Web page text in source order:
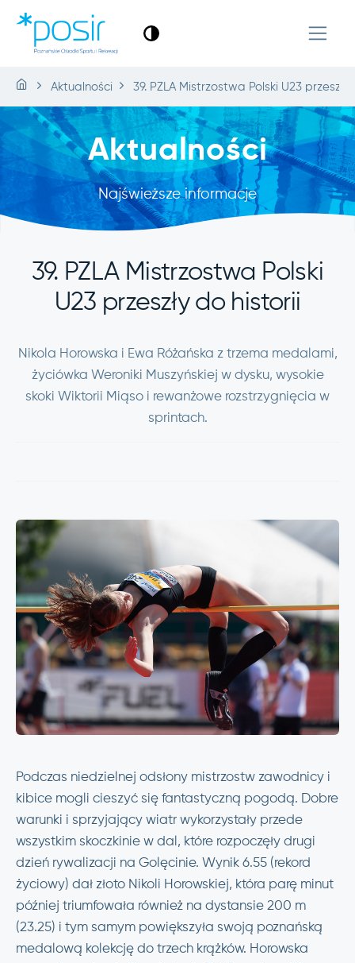
Aktualności 39. PZLA Mistrzostwa Polski U23
Aktualności
Najświeższe informacje
39. PZLA Mistrzostwa Polski
U23 przeszły do historii
Nikola Horowska i Ewa Różańska z trzema medalami,
życiówka Weroniki Muszyńskiej w dysku, wysokie
skoki Wiktorii Miąso i rewanżowe rozstrzygnięcia w
sprintach.
Podczas niedzielnej odsłony mistrzostw zawodnicy i
kibice mogli cieszyć się fantastyczną pogodą. Dobre
warunki i sprzyjający wiatr wykorzystały przede
wszystkim skoczkinie w dal, które rozpoczęły drugi
dzień rywalizacji na Golęcinie. Wynik 6.55 (rekord
życiowy) dał złoto Nikoli Horowskiej, która parę minut
później triumfowała również na dystansie 200 m
(23.25) i tym samym powiększyła swoją poznańską
medalową kolekcję do trzech krążków. Horowska